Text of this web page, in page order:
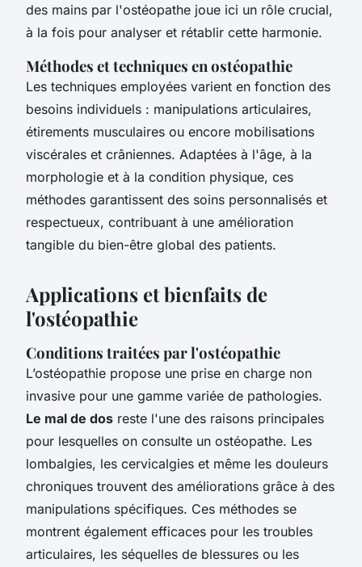
des mains par l'ostéopathe joue ici un rôle crucial,
à la fois pour analyser et rétablir cette harmonie.
Méthodes et techniques en ostéopathie
Les techniques employées varient en fonction des
besoins individuels : manipulations articulaires,
étirements musculaires ou encore mobilisations
viscérales et crâniennes. Adaptées à l'âge, à la
morphologie et à la condition physique, ces
méthodes garantissent des soins personnalisés et
respectueux, contribuant à une amélioration
tangible du bien-être global des patients.
Applications et bienfaits de
l'ostéopathie
Conditions traitées par l'ostéopathie
L’ostéopathie propose une prise en charge non
invasive pour une gamme variée de pathologies.
Le mal de dos reste l'une des raisons principales
pour lesquelles on consulte un ostéopathe. Les
lombalgies, les cervicalgies et même les douleurs
chroniques trouvent des améliorations grâce à des
manipulations spécifiques. Ces méthodes se
montrent également efficaces pour les troubles
articulaires, les séquelles de blessures ou les